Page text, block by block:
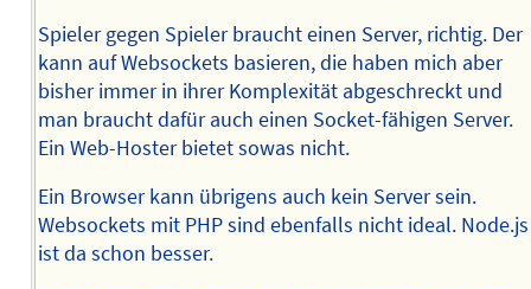
Spieler gegen Spieler braucht einen Server, richtig. Der
kann auf Websockets basieren, die haben mich aber
bisher immer in ihrer Komplexität abgeschreckt und
man braucht dafür auch einen Socket-fähigen Server.
Ein Web-Hoster bietet sowas nicht.
Ein Browser kann übrigens auch kein Server sein.
Websockets mit PHP sind ebenfalls nicht ideal. Node.js
ist da schon besser.